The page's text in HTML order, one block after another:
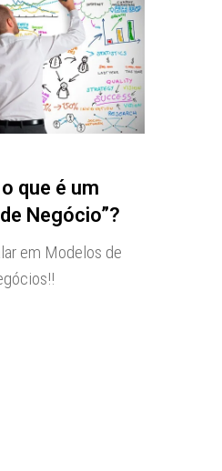
que é um
Negócio”?
em Modelos de